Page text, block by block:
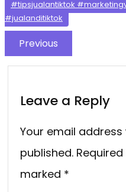
#tipsjualantiktok
#jualanditiktok
Previous
Leave a Reply
Your email
published.
marked *